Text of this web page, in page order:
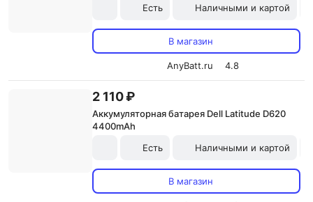
Есть
Наличными и картой
В магазин
AnyBatt.ru 4.8
2 110 ₽
Аккумуляторная батарея Dell Latitude D620
4400mAh
Есть
Наличными и картой
В магазин